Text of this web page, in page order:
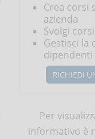
Crea corsi
azienda
Svolgi
Gestisci la
dipendenti
RICHIEDI
Per
informativo è